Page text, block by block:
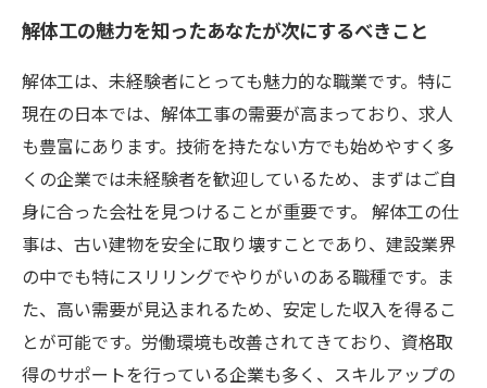
解体工の魅力を知ったあなたが次にするべきこと
解体工は、未経験者にとっても魅力的な職業です。特に
現在の日本では、解体工事の需要が高まっており、求人
も豊富にあります。技術を持たない方でも始めやすく多
くの企業では未経験者を歓迎しているため、まずはご自
身に合った会社を見つけることが重要です。 解体工の仕
事は、古い建物を安全に取り壊すことであり、建設業界
の中でも特にスリリングでやりがいのある職種です。ま
た、高い需要が見込まれるため、安定した収入を得るこ
とが可能です。労働環境も改善されてきており、資格取
得のサポートを行っている企業も多く、スキルアップの